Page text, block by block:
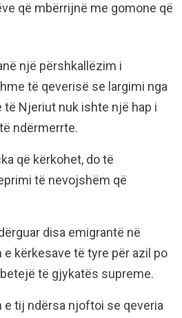
që mbërrijnë me gomone që
një përshkallëzim i
të qeverisë se largimi nga
të Njeriut nuk ishte një hap i
ndërmerrte.
që kërkohet, do të
të nevojshëm që
disa emigrantë në
kërkesave të tyre për azil po
të gjykatës supreme.
tij ndërsa njoftoi se qeveria